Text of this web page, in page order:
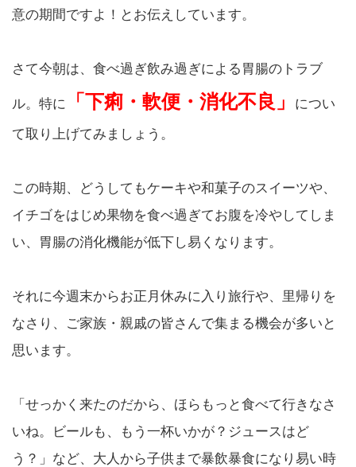
意の期間ですよ！とお伝えしています。
さて今朝は、食べ過ぎ飲み過ぎによる胃腸のトラブ
ル。特に 「下痢・軟便・消化不良」
につい
て取り上げてみましょう。
この時期、どうしてもケーキや和菓子のスイーツや、
イチゴをはじめ果物を食べ過ぎてお腹を冷やしてしま
い、胃腸の消化機能が低下し易くなります。
それに今週末からお正月休みに入り旅行や、里帰りを
なさり、ご家族・親戚の皆さんで集まる機会が多いと
思います。
「せっかく来たのだから、ほらもっと食べて行きなさ
いね。ビールも、もう一杯いかが？ジュースはど
う？」など、大人から子供まで暴飲暴食になり易い時